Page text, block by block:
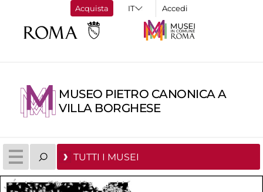
Acquista Accedi
MUSEO PIETRO CANONICA A
VILLA BORGHESE
TUTTI I MUSEI